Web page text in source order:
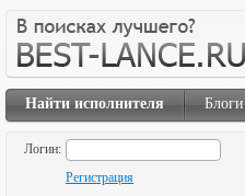
Найти исполнителя Блоги
Логин:
Регистрация